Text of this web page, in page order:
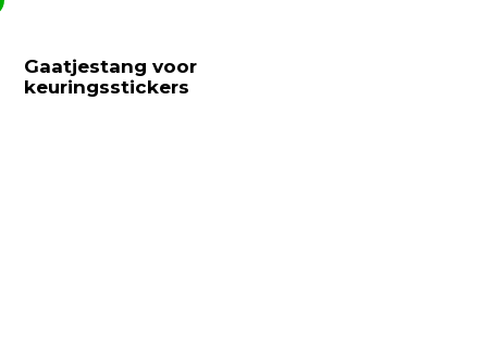
Gaatjestang voor
keuringsstickers